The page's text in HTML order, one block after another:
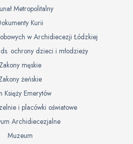
Metropolitalny
Kurii
w Archidiecezji Łódzkiej
ochrony dzieci i młodzieży
Zakony męskie
żeńskie
Księży Emerytów
i placówki oświatowe
Archidiecezjalne
Muzeum